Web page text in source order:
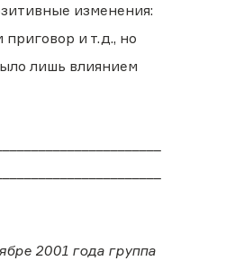
изменения:
и т.д., но
лишь влиянием
2001 года группа